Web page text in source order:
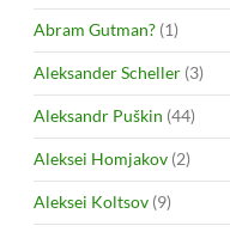
Abram Gutman? (1)
Aleksander Scheller (3)
Aleksandr Puškin (44)
Aleksei Homjakov (2)
Aleksei Koltsov (9)